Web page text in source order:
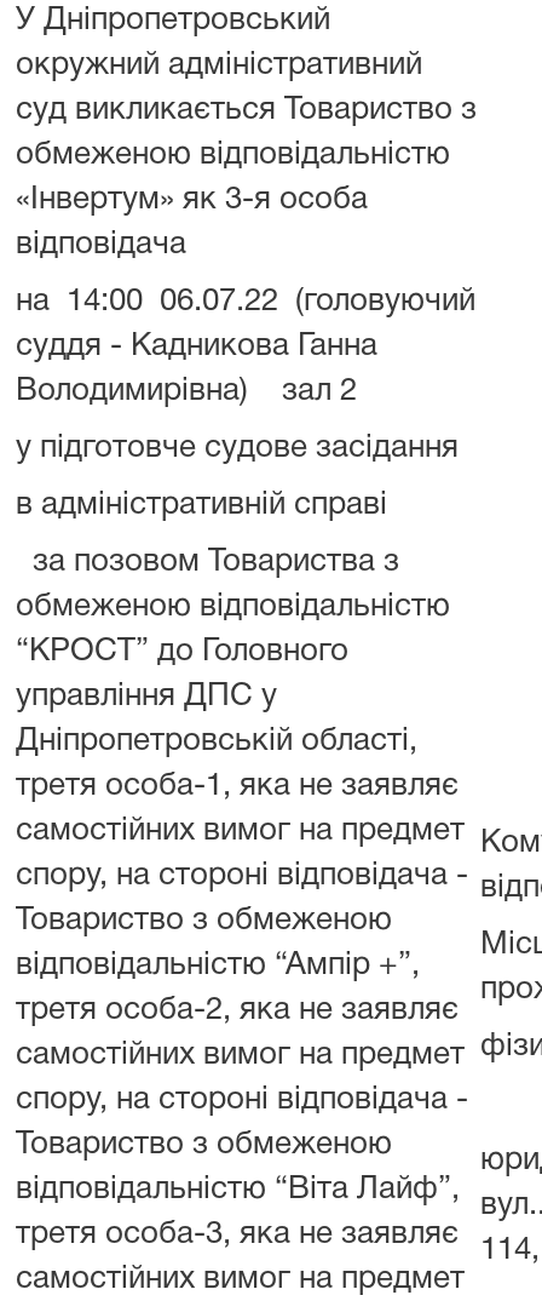
У Дніпропетровський
окружний адміністративний
суд викликається Товариство з
обмеженою відповідальністю
«Інвертум» як 3-я особа
відповідача
на 14:00 06.07.22 (головуючий
суддя - Кадникова Ганна
Володимирівна) зал 2
у підготовче судове засідання
в адміністративній справі
за позовом Товариства з
обмеженою відповідальністю
“КРОСТ” до Головного
управління ДПС у
Дніпропетровській області,
третя особа-1, яка не заявляє
самостійних вимог на предмет
спору, на стороні відповідача -
Товариство з обмеженою
відповідальністю “Ампір +”,
третя особа-2, яка не заявляє
самостійних вимог на предмет
спору, на стороні відповідача -
Товариство з обмеженою
відповідальністю “Віта Лайф”,
третя особа-3, яка не заявляє
самостійних вимог на предмет